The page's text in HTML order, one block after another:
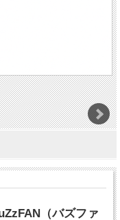
（バズファ